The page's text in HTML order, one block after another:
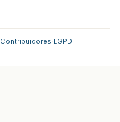
Contribuidores LGPD